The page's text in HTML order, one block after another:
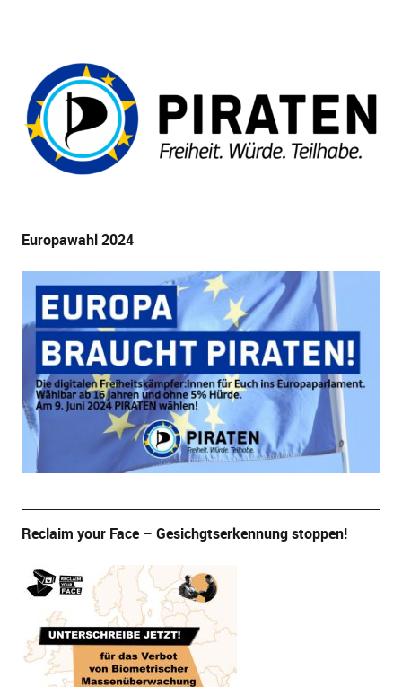
Europawahl 2024
Reclaim your Face – Gesichgtserkennung stoppen!